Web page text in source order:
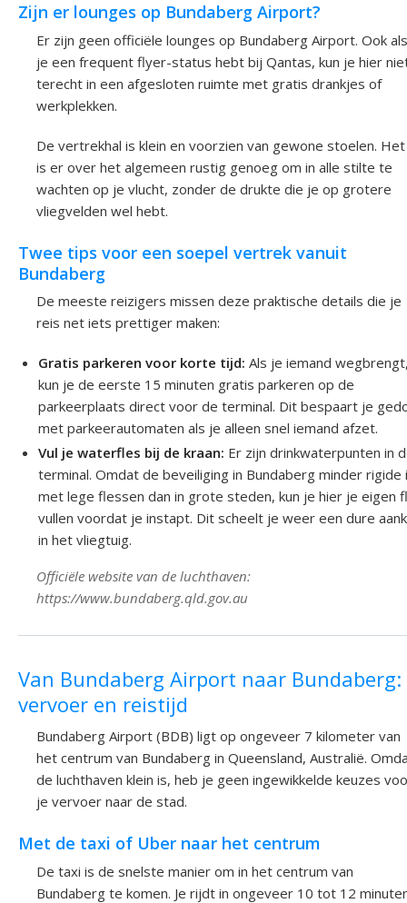
Zijn er lounges op Bundaberg Airport?
Er zijn geen officiële lounges op Bundaberg Airport. Ook als
je een frequent flyer-status hebt bij Qantas, kun je hier
terecht in een afgesloten ruimte met gratis drankjes of
werkplekken.
De vertrekhal is klein en voorzien van gewone stoelen. Het
is er over het algemeen rustig genoeg om in alle stilte te
wachten op je vlucht, zonder de drukte die je op grotere
vliegvelden wel hebt.
Twee tips voor een soepel vertrek vanuit
Bundaberg
De meeste reizigers missen deze praktische details die je
reis net iets prettiger maken:
Gratis parkeren voor korte tijd: Als je iemand
kun je de eerste 15 minuten gratis parkeren op de
parkeerplaats direct voor de terminal. Dit bespaart je
met parkeerautomaten als je alleen snel iemand afzet.
Vul je waterfles bij de kraan: Er zijn drinkwaterpunten in
terminal. Omdat de beveiliging in Bundaberg minder rigide
met lege flessen dan in grote steden, kun je hier je eigen
vullen voordat je instapt. Dit scheelt je weer een dure
in het vliegtuig.
Officiële website van de luchthaven:
https://www.bundaberg.qld.gov.au
Van Bundaberg Airport naar Bundaberg:
vervoer en reistijd
Bundaberg Airport (BDB) ligt op ongeveer 7 kilometer van
het centrum van Bundaberg in Queensland, Australië.
de luchthaven klein is, heb je geen ingewikkelde keuzes
je vervoer naar de stad.
Met de taxi of Uber naar het centrum
De taxi is de snelste manier om in het centrum van
Bundaberg te komen. Je rijdt in ongeveer 10 tot 12